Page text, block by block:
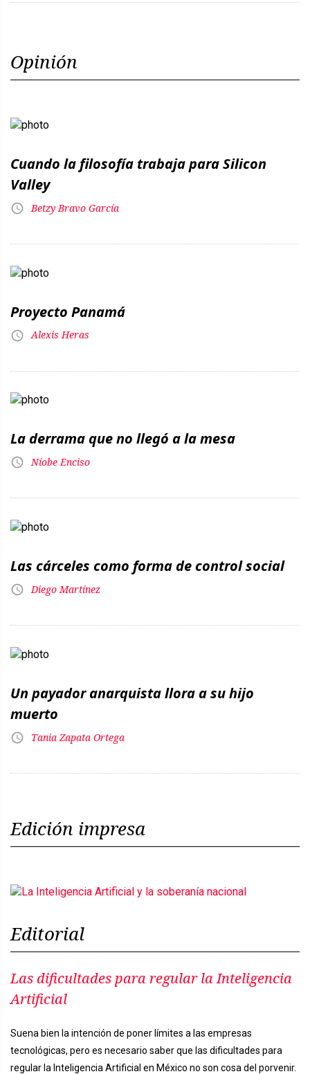
Opinión
Cuando la filosofía trabaja para Silicon
Valley
Betzy Bravo García
Proyecto Panamá
Alexis Heras
La derrama que no llegó a la mesa
Níobe Enciso
Las cárceles como forma de control social
Diego Martínez
Un payador anarquista llora a su hijo
muerto
Tania Zapata Ortega
Edición impresa
Editorial
Las dificultades para regular la Inteligencia
Artificial
Suena bien la intención de poner límites a las empresas
tecnológicas, pero es necesario saber que las dificultades para
regular la Inteligencia Artificial en México no son cosa del porvenir.